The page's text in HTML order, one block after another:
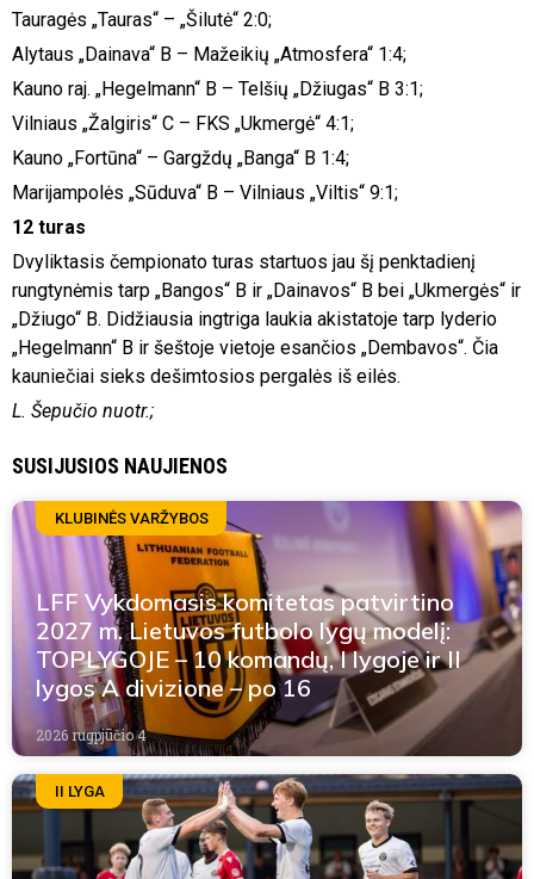
Tauragės „Tauras“ – „Šilutė“ 2:0;
Alytaus „Dainava“ B – Mažeikių „Atmosfera“ 1:4;
Kauno raj. „Hegelmann“ B – Telšių „Džiugas“ B 3:1;
Vilniaus „Žalgiris“ C – FKS „Ukmergė“ 4:1;
Kauno „Fortūna“ – Gargždų „Banga“ B 1:4;
Marijampolės „Sūduva“ B – Vilniaus „Viltis“ 9:1;
12 turas
Dvyliktasis čempionato turas startuos jau šį penktadienį
rungtynėmis tarp „Bangos“ B ir „Dainavos“ B bei „Ukmergės“ ir
„Džiugo“ B. Didžiausia ingtriga laukia akistatoje tarp lyderio
„Hegelmann“ B ir šeštoje vietoje esančios „Dembavos“. Čia
kauniečiai sieks dešimtosios pergalės iš eilės.
L. Šepučio nuotr.;
SUSIJUSIOS NAUJIENOS
KLUBINĖS VARŽYBOS
LFF Vykdomasis komitetas patvirtino
2027 m. Lietuvos futbolo lygų modelį:
TOPLYGOJE – 10 komandų, I lygoje ir II
lygos A divizione – po 16
2026 rugpjūčio 4
II LYGA